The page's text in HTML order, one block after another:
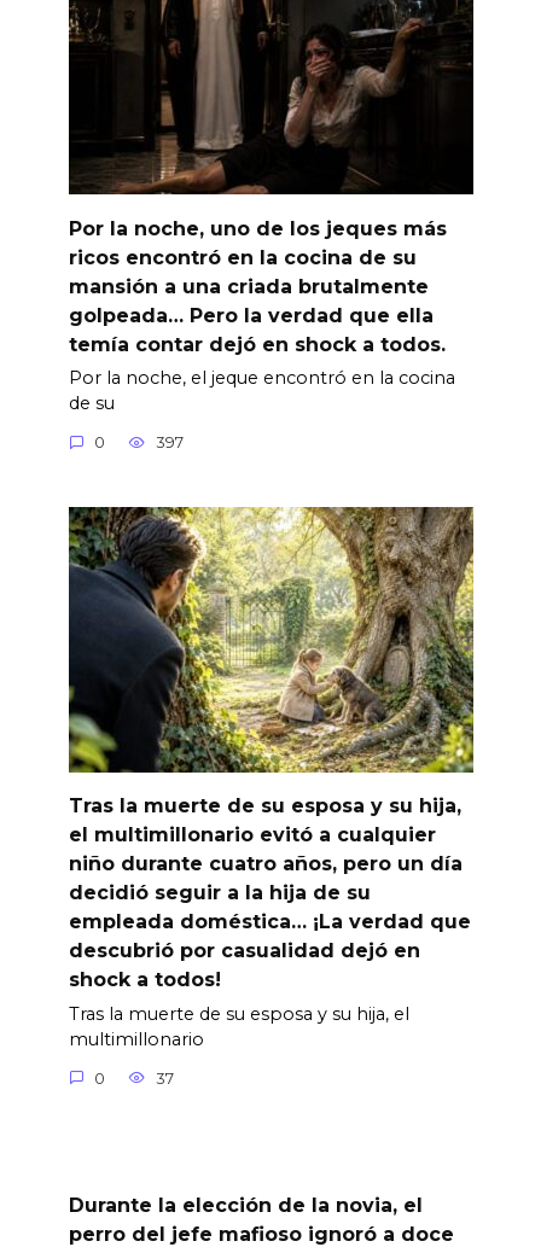
Por la noche, uno de los jeques más
ricos encontró en la cocina de su
mansión a una criada brutalmente
golpeada… Pero la verdad que ella
temía contar dejó en shock a todos.
Por la noche, el jeque encontró en la cocina
de su
0 397
Tras la muerte de su esposa y su hija,
el multimillonario evitó a cualquier
niño durante cuatro años, pero un día
decidió seguir a la hija de su
empleada doméstica… ¡La verdad que
descubrió por casualidad dejó en
shock a todos!
Tras la muerte de su esposa y su hija, el
multimillonario
0 37
Durante la elección de la novia, el
perro del jefe mafioso ignoró a doce